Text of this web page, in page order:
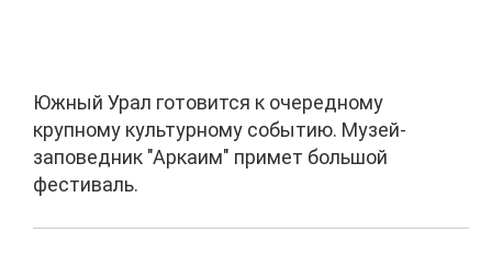
Южный Урал готовится к очередному
крупному культурному событию. Музей-
заповедник "Аркаим" примет большой
фестиваль.